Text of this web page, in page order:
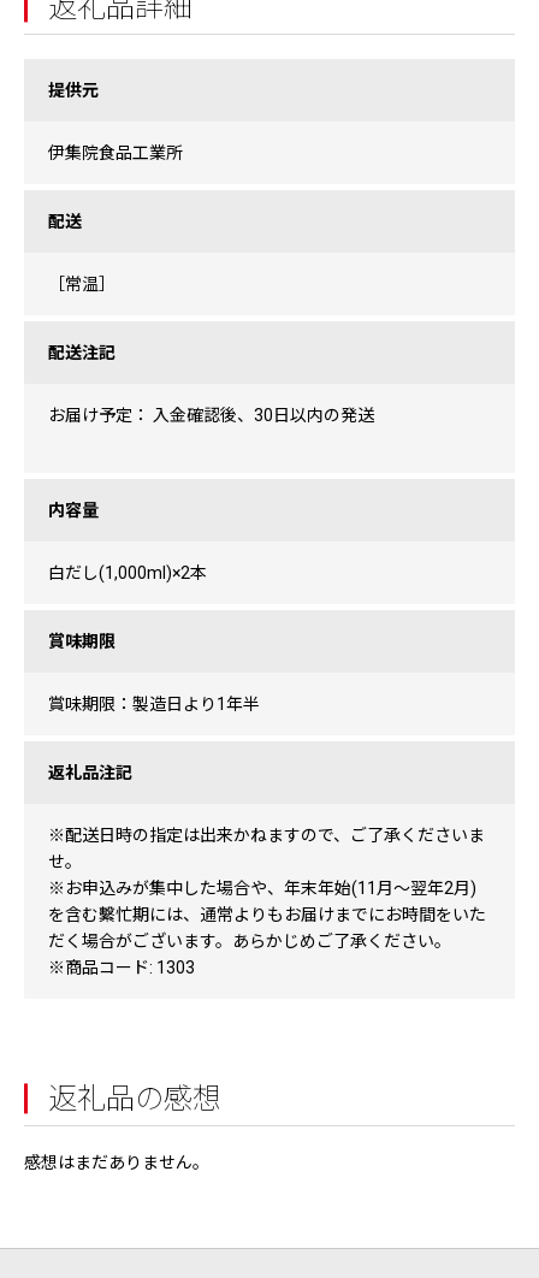
返礼品詳細
提供元
伊集院食品工業所
配送
［常温］
配送注記
お届け予定： 入金確認後、30日以内の発送
内容量
白だし(1,000ml)×2本
賞味期限
賞味期限：製造日より1年半
返礼品注記
※配送日時の指定は出来かねますので、ご了承くださいま
せ。
※お申込みが集中した場合や、年末年始(11月～翌年2月)
を含む繫忙期には、通常よりもお届けまでにお時間をいた
だく場合がございます。あらかじめご了承ください。
※商品コード: 1303
返礼品の感想
感想はまだありません。